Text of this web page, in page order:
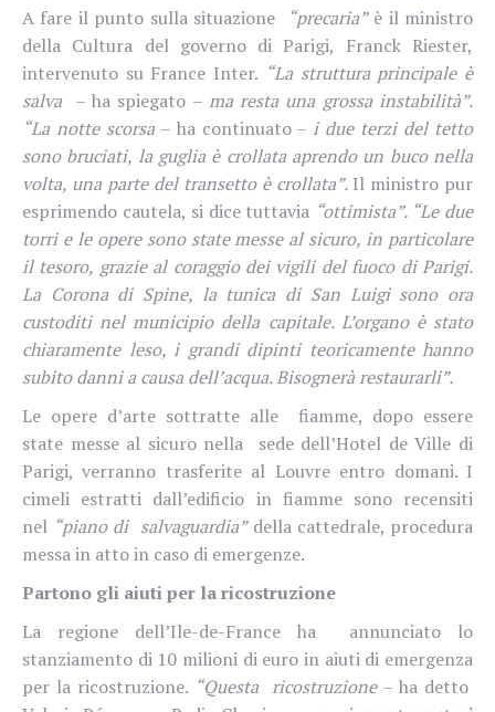
A fare il punto sulla situazione
“precaria”è il ministro
della Cultura del governo di Parigi, Franck Riester,
intervenuto su France Inter. “La struttura principale è
salva – ha spiegato – ma resta una grossa instabilità”.
“La notte scorsa– ha continuato – i due terzi del tetto
sono bruciati, la guglia è crollata aprendo un buco nella
volta, una parte del transetto è crollata”. Il ministro pur
esprimendo cautela, si dice tuttavia “ottimista”. “Le due
torri e le opere sono state messe al sicuro, in particolare
il tesoro, grazie al coraggio dei vigili del fuoco di Parigi.
La Corona di Spine, la tunica di San Luigi sono ora
custoditi nel municipio della capitale. L’organo è stato
chiaramente leso, i grandi dipinti teoricamente hanno
subito danni a causa dell’acqua. Bisognerà restaurarli”.
Le opere d’arte sottratte alle fiamme, dopo essere
state messe al sicuro nella sede dell’Hotel de Ville di
Parigi, verranno trasferite al Louvre entro domani. I
cimeli estratti dall’edificio in fiamme sono recensiti
nel “piano di salvaguardia”della cattedrale, procedura
messa in atto in caso di emergenze.
Partono gli aiuti per la ricostruzione
La regione dell’Ile-de-France ha
annunciato lo
stanziamento di 10 milioni di euro in aiuti di emergenza
per la ricostruzione. “Questa ricostruzione– ha detto